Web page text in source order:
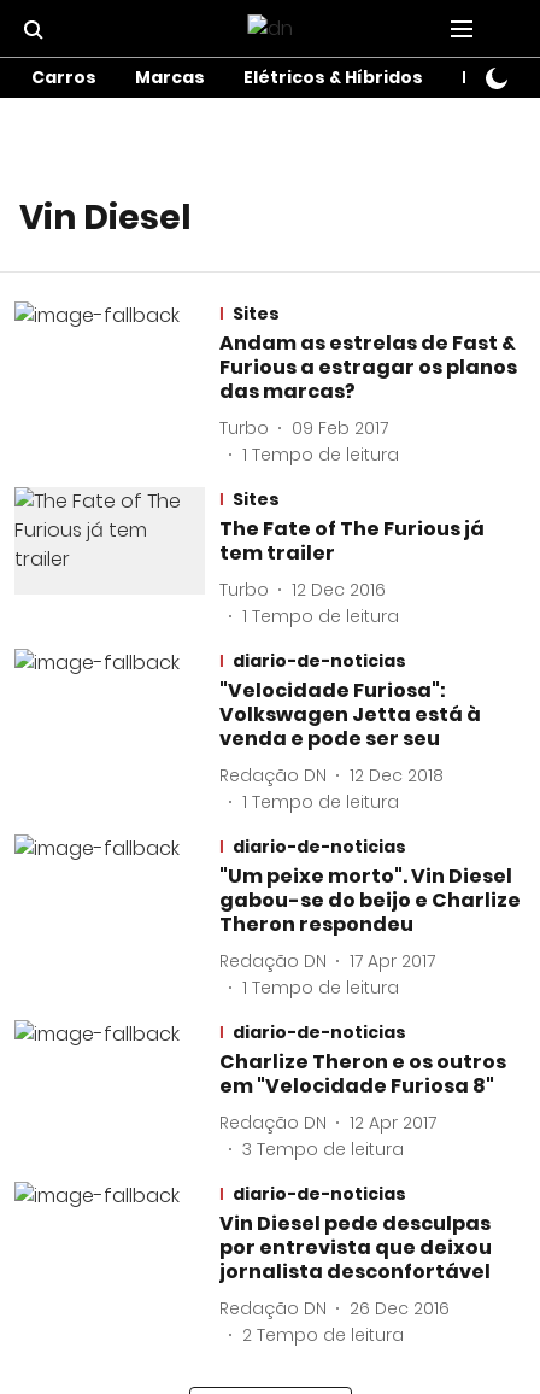
Carros Marcas Elétricos & Híbridos Motos
Vin Diesel
Sites
Andam as estrelas de Fast &
Furious a estragar os planos
das marcas?
Turbo
09 Feb 2017
1 Tempo de leitura
Sites
The Fate of The Furious já
tem trailer
Turbo
12 Dec 2016
1 Tempo de leitura
diario-de-noticias
"Velocidade Furiosa":
Volkswagen Jetta está à
venda e pode ser seu
Redação DN
12 Dec 2018
1 Tempo de leitura
diario-de-noticias
"Um peixe morto". Vin Diesel
gabou-se do beijo e Charlize
Theron respondeu
Redação DN
17 Apr 2017
1 Tempo de leitura
diario-de-noticias
Charlize Theron e os outros
em "Velocidade Furiosa 8"
Redação DN
12 Apr 2017
3 Tempo de leitura
diario-de-noticias
Vin Diesel pede desculpas
por entrevista que deixou
jornalista desconfortável
Redação DN
26 Dec 2016
2 Tempo de leitura